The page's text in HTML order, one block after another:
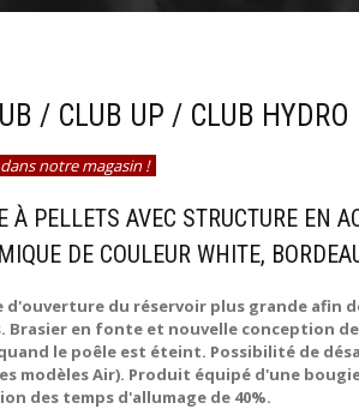
/ CLUB UP / CLUB HYDRO
notre magasin !
À PELLETS AVEC STRUCTURE EN
DE COULEUR WHITE,
d'ouverture du réservoir plus grande afin
Brasier en fonte et nouvelle conception
le poêle est éteint. Possibilité de
modèles Air). Produit équipé d'une
des temps d'allumage de 40%.